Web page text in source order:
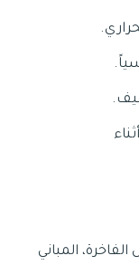
المباني